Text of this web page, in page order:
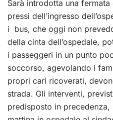
Sarà introdotta una
pressi dell’ingresso
i bus, che oggi non
della cinta dell’ospedale,
i passeggeri in un punto
soccorso, agevolando i
propri cari ricoverati,
strada. Gli interventi,
predisposto in